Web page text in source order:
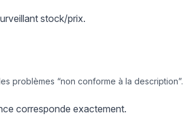
stock/prix.
problèmes “non conforme à la description”.
corresponde exactement.